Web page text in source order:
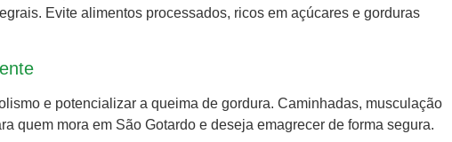
Evite alimentos processados, ricos em açúcares e gorduras
e potencializar a queima de gordura. Caminhadas, musculação
quem mora em São Gotardo e deseja emagrecer de forma segura.